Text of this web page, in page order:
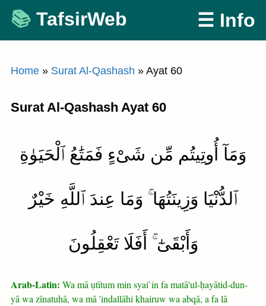
Skip
content
TafsirWeb ☰ Info
Home » Surat Al-Qashash » Ayat 60
Surat Al-Qashash Ayat 60
وَمَآ أُوتِيتُم مِّن شَىْءٍ فَمَتَٰعُ ٱلْحَيَوٰةِ
ٱلدُّنْيَا وَزِينَتُهَا ۚ وَمَا عِندَ ٱللَّهِ خَيْرٌ
وَأَبْقَىٰٓ ۚ أَفَلَا تَعْقِلُونَ
Arab-Latin: Wa mā ụtītum min syai`in fa matā'ul-ḥayātid-dun-
yā wa zīnatuhā, wa mā 'indallāhi khairuw wa abqā, a fa lā